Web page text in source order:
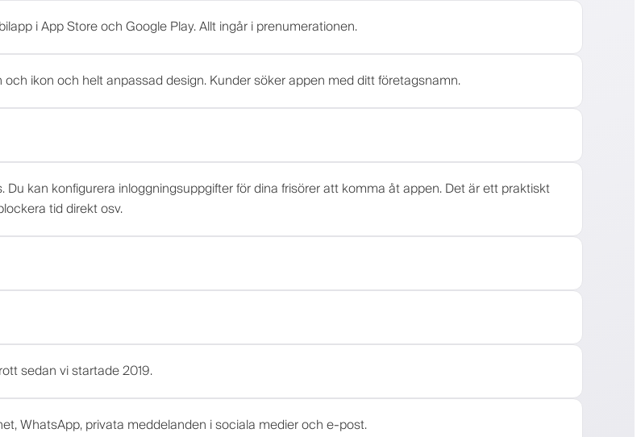
i App Store och Google Play. Allt ingår i prenumerationen.
ikon och helt anpassad design. Kunder söker appen med ditt företagsnamn.
Du kan konfigurera inloggningsuppgifter för dina frisörer att komma åt appen. Det är ett praktiskt
tid direkt osv.
sedan vi startade 2019.
WhatsApp, privata meddelanden i sociala medier och e-post.